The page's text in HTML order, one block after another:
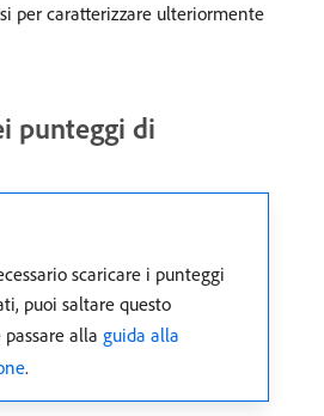
per caratterizzare ulteriormente
punteggi di
scaricare i punteggi
puoi saltare questo
passare alla guida alla
.